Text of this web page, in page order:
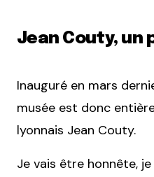
Jean Couty, un
Inauguré en mars
musée est donc
lyonnais Jean Couty.
Je vais être honnête,